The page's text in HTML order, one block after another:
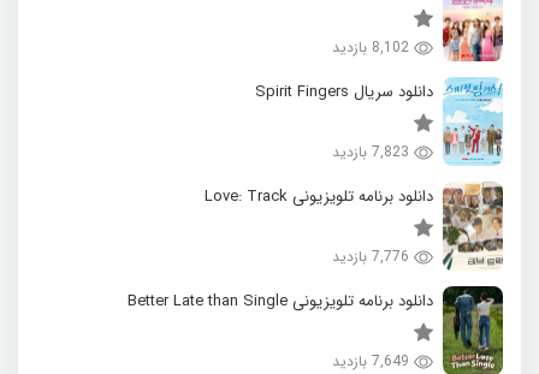
8,102 بازدید
دانلود سریال Spirit Fingers
7,823 بازدید
دانلود برنامه تلویزیونی Love: Track
7,776 بازدید
دانلود برنامه تلویزیونی Better Late than Single
7,649 بازدید